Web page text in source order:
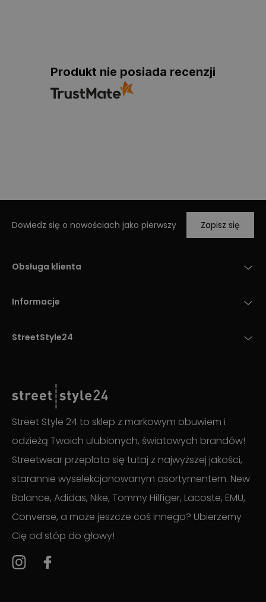
Produkt nie posiada recenzji
Dowiedz się o nowościach jako pierwszy Zapisz się
Obsługa klienta
Informacje
StreetStyle24
Street Style 24 to sklep z markowym obuwiem i
odzieżą Twoich ulubionych, światowych brandów!
Streetwear przeplata się tutaj z najwyższej jakości,
starannie wyselekcjonowanym asortymentem. New
Balance, Adidas, Nike, Tommy Hilfiger, Lacoste, EMU,
Converse, a może jeszcze coś innego? Ubierzemy
Cię od stóp do głowy!